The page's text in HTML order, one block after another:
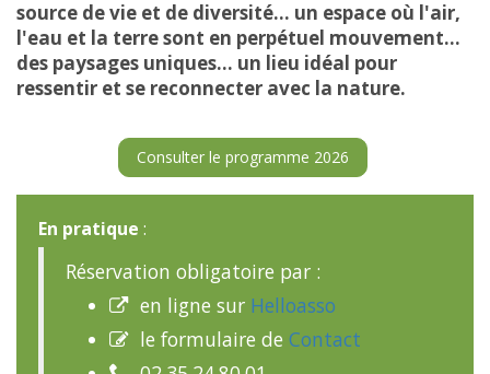
source de vie et de diversité... un espace où l'air,
l'eau et la terre sont en perpétuel mouvement...
des paysages uniques... un lieu idéal pour
ressentir et se reconnecter avec la nature.
Consulter le programme 2026
En pratique :
Réservation obligatoire par :
 en ligne sur Helloasso
 le formulaire de Contact